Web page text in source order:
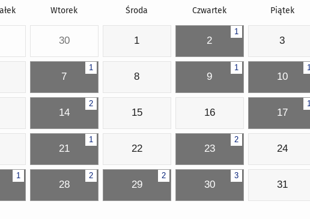
Wtorek Środa Czwartek Piątek
30 1
1
2 3
1
7 8
1
9 10
2
14 15 16 17
1
21 22
2
23 24
1 2
28
2
29
3
30 31